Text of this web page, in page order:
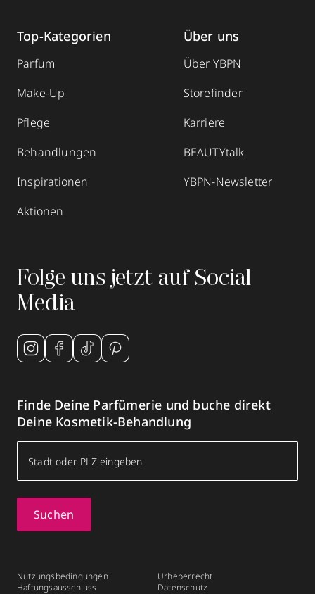
Top-Kategorien
Parfum
Make-Up
Pflege
Behandlungen
Inspirationen
Aktionen
Über uns
Über YBPN
Storefinder
Karriere
BEAUTYtalk
YBPN-Newsletter
Folge uns jetzt auf Social
Media
Finde Deine Parfümerie und buche direkt
Deine Kosmetik-Behandlung
Suchen
Nutzungsbedingungen
Haftungsausschluss
Urheberrecht
Datenschutz